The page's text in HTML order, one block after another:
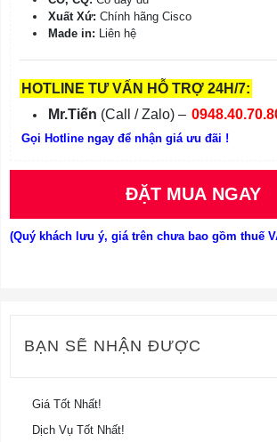
Xuất Xứ: Chính hãng Cisco
Made in: Liên hệ
HOTLINE TƯ VẤN HỖ TRỢ 24H/7:
Mr.Tiến (Call / Zalo) –
Gọi Hotline ngay để nhận giá ưu đãi !
ĐẶT MUA NGAY
(Quý khách lưu ý, giá trên chưa bao gồm thuế
BẠN SẼ NHẬN ĐƯỢC
Giá Tốt Nhất!
Dịch Vụ Tốt Nhất!